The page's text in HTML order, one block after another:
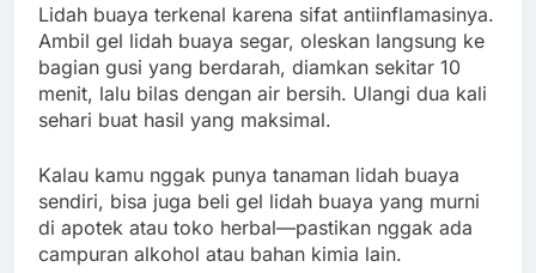
Lidah buaya terkenal karena sifat antiinflamasinya.
Ambil gel lidah buaya segar, oleskan langsung ke
bagian gusi yang berdarah, diamkan sekitar 10
menit, lalu bilas dengan air bersih. Ulangi dua kali
sehari buat hasil yang maksimal.
Kalau kamu nggak punya tanaman lidah buaya
sendiri, bisa juga beli gel lidah buaya yang murni
di apotek atau toko herbal—pastikan nggak ada
campuran alkohol atau bahan kimia lain.